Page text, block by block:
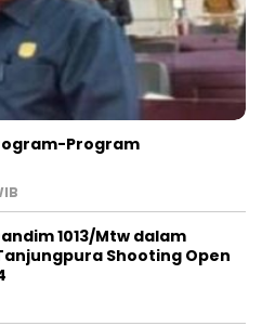
Program
1013/Mtw dalam
Shooting Open